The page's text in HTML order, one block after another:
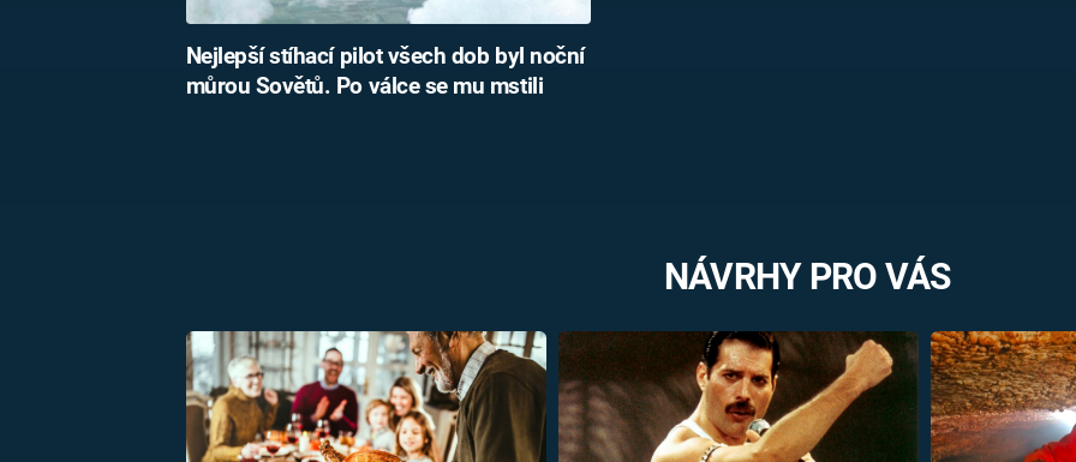
Nejlepší stíhací pilot všech dob byl noční
můrou Sovětů. Po válce se mu mstili
NÁVRHY PRO VÁS